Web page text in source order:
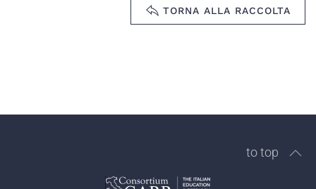
TORNA ALLA RACCOLTA
to top